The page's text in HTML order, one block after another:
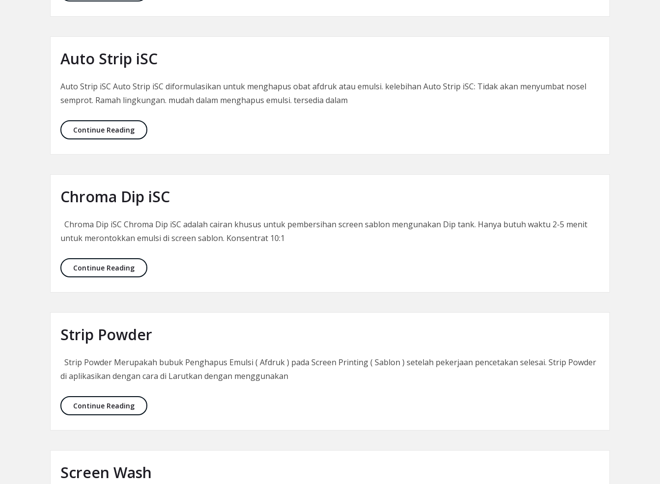
Auto Strip iSC
Auto Strip iSC Auto Strip iSC diformulasikan untuk menghapus obat afdruk atau emulsi. kelebihan Auto Strip iSC: Tidak akan menyumbat nosel
semprot. Ramah lingkungan. mudah dalam menghapus emulsi. tersedia dalam
Continue ReadingAuto Strip iSC
Chroma Dip iSC
Chroma Dip iSC Chroma Dip iSC adalah cairan khusus untuk pembersihan screen sablon mengunakan Dip tank. Hanya butuh waktu 2-5 menit
untuk merontokkan emulsi di screen sablon. Konsentrat 10:1
Continue ReadingChroma Dip iSC
Strip Powder
Strip Powder Merupakah bubuk Penghapus Emulsi ( Afdruk ) pada Screen Printing ( Sablon ) setelah pekerjaan pencetakan selesai. Strip Powder
di aplikasikan dengan cara di Larutkan dengan menggunakan
Continue ReadingStrip Powder
Screen Wash